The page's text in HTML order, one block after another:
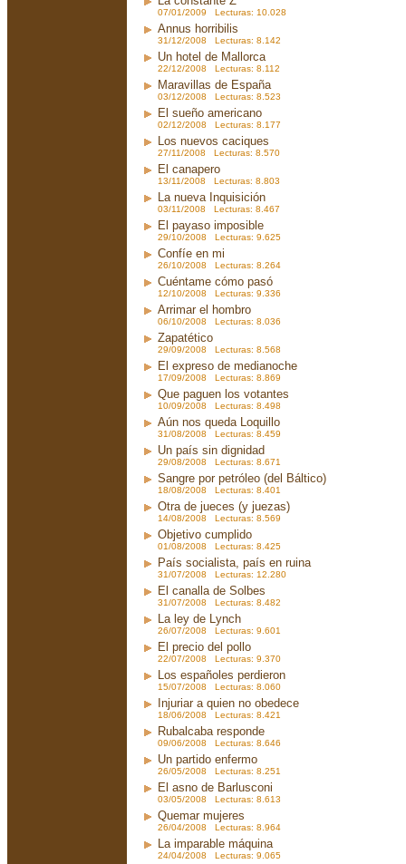
07/01/2009 Lecturas: 10.028
Annus horribilis
31/12/2008 Lecturas: 8.142
Un hotel de Mallorca
22/12/2008 Lecturas: 8.112
Maravillas de España
03/12/2008 Lecturas: 8.523
El sueño americano
02/12/2008 Lecturas: 8.177
Los nuevos caciques
27/11/2008 Lecturas: 8.570
El canapero
13/11/2008 Lecturas: 8.803
La nueva Inquisición
03/11/2008 Lecturas: 8.467
El payaso imposible
29/10/2008 Lecturas: 9.625
Confíe en mi
26/10/2008 Lecturas: 8.264
Cuéntame cómo pasó
12/10/2008 Lecturas: 9.336
Arrimar el hombro
06/10/2008 Lecturas: 8.036
Zapatético
29/09/2008 Lecturas: 8.568
El expreso de medianoche
17/09/2008 Lecturas: 8.869
Que paguen los votantes
10/09/2008 Lecturas: 8.498
Aún nos queda Loquillo
31/08/2008 Lecturas: 8.459
Un país sin dignidad
29/08/2008 Lecturas: 8.671
Sangre por petróleo (del Báltico)
18/08/2008 Lecturas: 8.401
Otra de jueces (y juezas)
14/08/2008 Lecturas: 8.569
Objetivo cumplido
01/08/2008 Lecturas: 8.425
País socialista, país en ruina
31/07/2008 Lecturas: 12.280
El canalla de Solbes
31/07/2008 Lecturas: 8.482
La ley de Lynch
26/07/2008 Lecturas: 9.601
El precio del pollo
22/07/2008 Lecturas: 9.370
Los españoles perdieron
15/07/2008 Lecturas: 8.060
Injuriar a quien no obedece
18/06/2008 Lecturas: 8.421
Rubalcaba responde
09/06/2008 Lecturas: 8.646
Un partido enfermo
26/05/2008 Lecturas: 8.251
El asno de Barlusconi
03/05/2008 Lecturas: 8.613
Quemar mujeres
26/04/2008 Lecturas: 8.964
La imparable máquina
24/04/2008 Lecturas: 9.065